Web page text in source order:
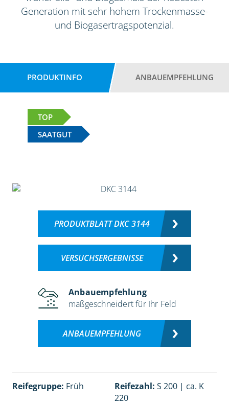
Generation mit sehr hohem Trockenmasse-
und Biogasertragspotenzial.
PRODUKTINFO ANBAUEMPFEHLUNG
TOP
SAATGUT
PRODUKTBLATT DKC 3144
VERSUCHSERGEBNISSE
Anbauempfehlung
maßgeschneidert für Ihr Feld
ANBAUEMPFEHLUNG
Reifegruppe: Früh Reifezahl: S 200 | ca. K
220